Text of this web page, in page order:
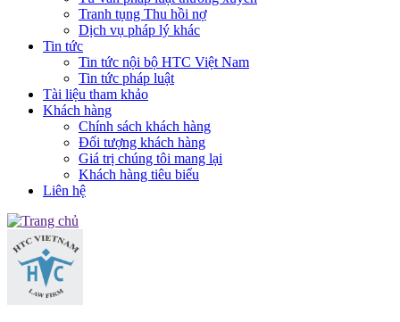
Tranh tụng Thu hồi nợ
Dịch vụ pháp lý khác
Tin tức
Tin tức nội bộ HTC Việt Nam
Tin tức pháp luật
Tài liệu tham khảo
Khách hàng
Chính sách khách hàng
Đối tượng khách hàng
Giá trị chúng tôi mang lại
Khách hàng tiêu biểu
Liên hệ